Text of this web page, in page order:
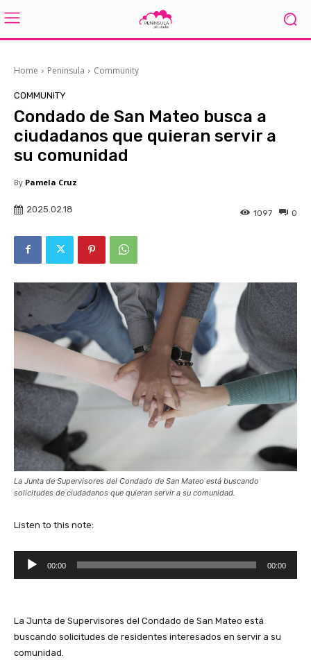
Home Peninsula Community
COMMUNITY
Condado de San Mateo busca a
ciudadanos que quieran servir a
su comunidad
By Pamela Cruz
2025.02.18 0
1097
La Junta de Supervisores del Condado de San Mateo está buscando
solicitudes de ciudadanos que quieran servir a su comunidad.
Listen to this note:
o
P
l
00:00 00:00
La Junta de Supervisores del Condado de San Mateo está
buscando solicitudes de residentes interesados ​​en servir a su
comunidad.